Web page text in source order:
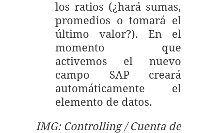
los ratios (¿hará sumas,
promedios o tomará el
último valor?). En el
momento que
activemos el nuevo
campo SAP creará
automáticamente el
elemento de datos.
IMG: Controlling / Cuenta de